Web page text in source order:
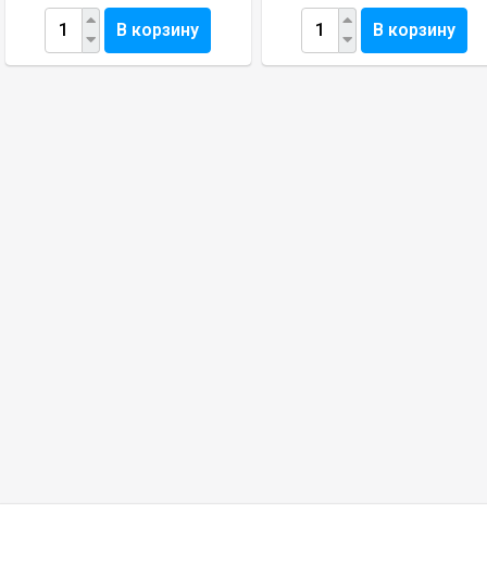
В корзину В корзину